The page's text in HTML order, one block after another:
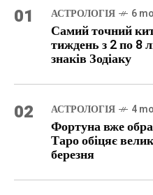
01 АСТРОЛОГІЯ 6
Самий точний
тиждень з 2 по 8
знаків Зодіаку
02 АСТРОЛОГІЯ 4
Фортуна вже
Таро обіцяє
березня